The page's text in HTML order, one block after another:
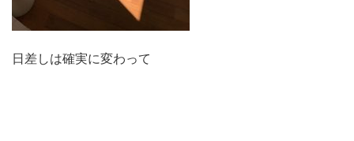
日差しは確実に変わって